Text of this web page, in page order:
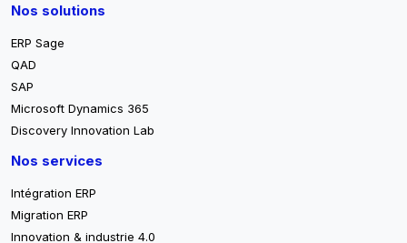
Nos solutions
ERP Sage
QAD
SAP
Microsoft Dynamics 365
Discovery Innovation Lab
Nos services
Intégration ERP
Migration ERP
Innovation & industrie 4.0